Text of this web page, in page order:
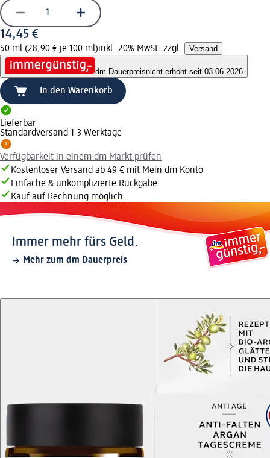
14,45 €
50 ml (28,90 € je 100 ml)inkl. 20% MwSt. zzgl. Versand
dm Dauerpreisnicht erhöht seit 03.06.2026
In den Warenkorb
Lieferbar
Standardversand 1-3 Werktage
Verfügbarkeit in einem dm Markt prüfen
Kostenloser Versand ab 49 € mit Mein dm Konto
Einfache & unkomplizierte Rückgabe
Kauf auf Rechnung möglich
Immer mehr fürs Geld.
Mehr zum dm Dauerpreis